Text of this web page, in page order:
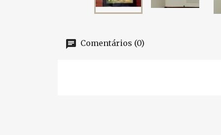
Comentários (0)